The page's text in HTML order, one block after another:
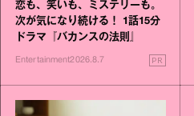
恋も、笑いも、ミステリーも。
次が気になり続ける！ 1話15分
ドラマ『バカンスの法則』
Entertainment2026.8.7 PR